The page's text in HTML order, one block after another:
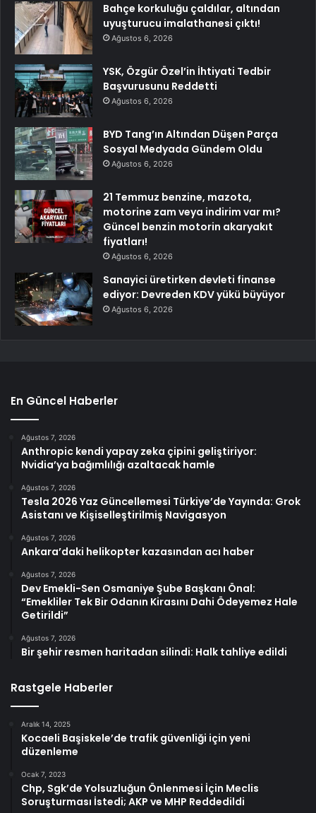
Bahçe korkuluğu çaldılar, altından
uyuşturucu imalathanesi çıktı!
Ağustos 6, 2026
YSK, Özgür Özel’in İhtiyati Tedbir
Başvurusunu Reddetti
Ağustos 6, 2026
BYD Tang’ın Altından Düşen Parça
Sosyal Medyada Gündem Oldu
Ağustos 6, 2026
21 Temmuz benzine, mazota,
motorine zam veya indirim var mı?
Güncel benzin motorin akaryakıt
fiyatları!
Ağustos 6, 2026
Sanayici üretirken devleti finanse
ediyor: Devreden KDV yükü büyüyor
Ağustos 6, 2026
En Güncel Haberler
Ağustos 7, 2026
Anthropic kendi yapay zeka çipini geliştiriyor:
Nvidia’ya bağımlılığı azaltacak hamle
Ağustos 7, 2026
Tesla 2026 Yaz Güncellemesi Türkiye’de Yayında: Grok
Asistanı ve Kişiselleştirilmiş Navigasyon
Ağustos 7, 2026
Ankara’daki helikopter kazasından acı haber
Ağustos 7, 2026
Dev Emekli-Sen Osmaniye Şube Başkanı Önal:
“Emekliler Tek Bir Odanın Kirasını Dahi Ödeyemez Hale
Getirildi”
Ağustos 7, 2026
Bir şehir resmen haritadan silindi: Halk tahliye edildi
Rastgele Haberler
Aralık 14, 2025
Kocaeli Başiskele’de trafik güvenliği için yeni
düzenleme
Ocak 7, 2023
Chp, Sgk’de Yolsuzluğun Önlenmesi İçin Meclis
Soruşturması İstedi; AKP ve MHP Reddedildi